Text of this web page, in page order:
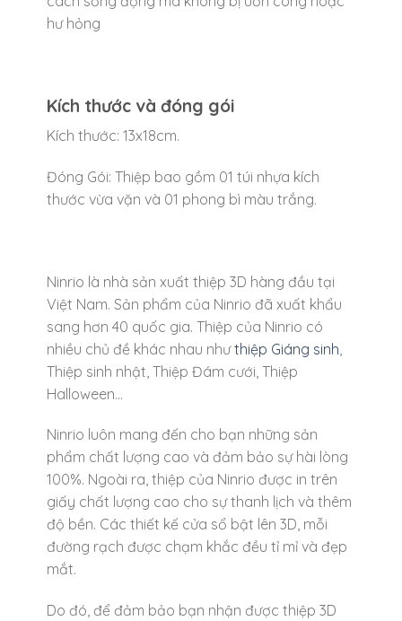
hư hỏng
Kích thước và đóng gói
Kích thước: 13x18cm.
Đóng Gói: Thiệp bao gồm 01 túi nhựa kích
thước vừa vặn và 01 phong bì màu trắng.
Ninrio là nhà sản xuất thiệp 3D hàng đầu tại
Việt Nam. Sản phẩm của Ninrio đã xuất khẩu
sang hơn 40 quốc gia. Thiệp của Ninrio có
nhiều chủ đề khác nhau nhưthiệp Giáng sinh
Thiệp sinh nhật, Thiệp Đám cưới, Thiệp
Halloween…
Ninrio luôn mang đến cho bạn những sản
phẩm chất lượng cao và đảm bảo sự hài lòng
100%. Ngoài ra, thiệp của Ninrio được in trên
giấy chất lượng cao cho sự thanh lịch và thêm
độ bền. Các thiết kế cửa sổ bật lên 3D, mỗi
đường rạch được chạm khắc đều tỉ mỉ và đẹp
mắt.
Do đó, để đảm bảo bạn nhận được thiệp 3D